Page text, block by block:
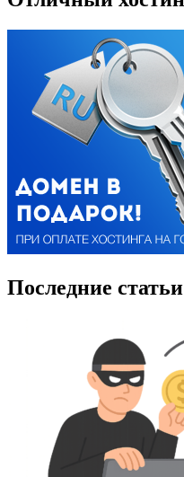
Последние статьи